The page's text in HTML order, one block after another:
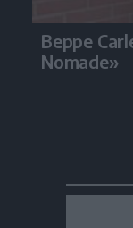
Beppe
Nomade»